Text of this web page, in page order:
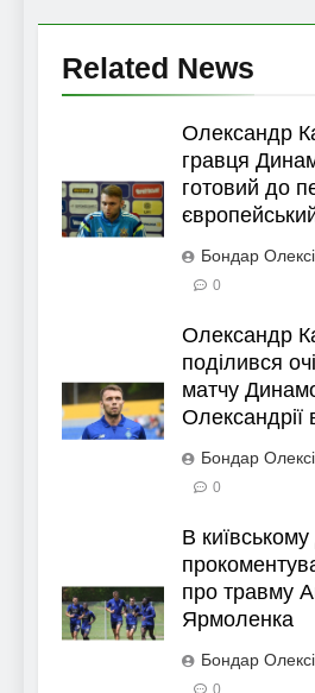
Related News
Олександр
гравця
готовий до
Бондар
0
Олександр
поділився
матчу
Бондар
0
В
про травму
Ярмоленка
Бондар
0